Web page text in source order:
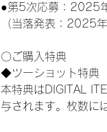
●第5次応募：2025
（当落発表：2025
〇ご購入特典
◆ツーショット特典
本特典はDIGITAL
与されます。枚数に